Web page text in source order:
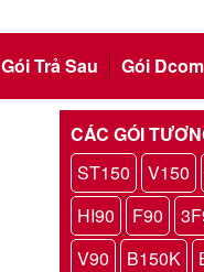
Gói Trả Sau Gói Dcom
CÁC GÓI
ST150
V150
HI90
F90
V90
B150K